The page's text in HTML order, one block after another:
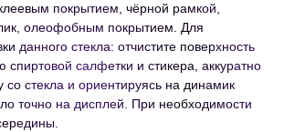
покрытием, чёрной рамкой,
олеофобным покрытием. Для
данного стекла: отчистите поверхность
салфетки и стикера, аккуратно
со стекла и ориентируясь на динамик
точно на дисплей. При необходимости